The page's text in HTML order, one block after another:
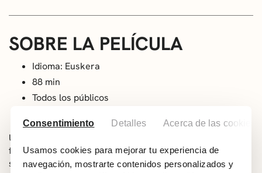
Consentimiento Detalles Acerca de las cookies
Usamos cookies para mejorar tu experiencia de
navegación, mostrarte contenidos personalizados y
SOBRE LA PELÍCULA
Idioma: Euskera
88 min
Todos los públicos
Una zona de gran follaje, donde todos los seres vivían
felices juntos, está ahora amenazada por una sequía: los
seres que la rodean han sufrido con sed y hambre